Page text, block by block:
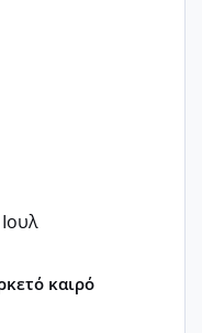
καιρό